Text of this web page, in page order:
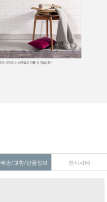
배송/교환/반품정보 전시사례